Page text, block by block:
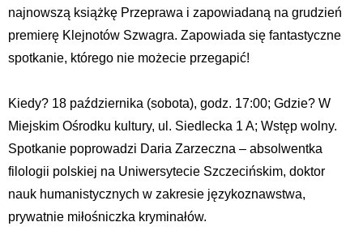
najnowszą książkę Przeprawa i zapowiadaną na grudzień
premierę Klejnotów Szwagra. Zapowiada się fantastyczne
spotkanie, którego nie możecie przegapić!
Kiedy? 18 października (sobota), godz. 17:00; Gdzie? W
Miejskim Ośrodku kultury, ul. Siedlecka 1 A; Wstęp wolny.
Spotkanie poprowadzi Daria Zarzeczna – absolwentka
filologii polskiej na Uniwersytecie Szczecińskim, doktor
nauk humanistycznych w zakresie językoznawstwa,
prywatnie miłośniczka kryminałów.